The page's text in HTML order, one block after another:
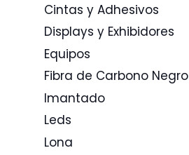
Cintas y Adhesivos
Displays y Exhibidores
Equipos
Fibra de Carbono Negro
Imantado
Leds
Lona